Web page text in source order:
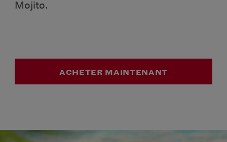
Mojito.
ACHETER MAINTENANT